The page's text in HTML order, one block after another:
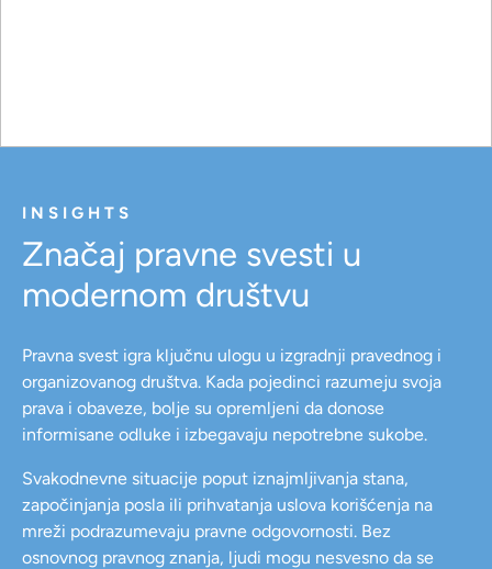
INSIGHTS
Značaj pravne svesti u
modernom društvu
Pravna svest igra ključnu ulogu u izgradnji pravednog i
organizovanog društva. Kada pojedinci razumeju svoja
prava i obaveze, bolje su opremljeni da donose
informisane odluke i izbegavaju nepotrebne sukobe.
Svakodnevne situacije poput iznajmljivanja stana,
započinjanja posla ili prihvatanja uslova korišćenja na
mreži podrazumevaju pravne odgovornosti. Bez
osnovnog pravnog znanja, ljudi mogu nesvesno da se